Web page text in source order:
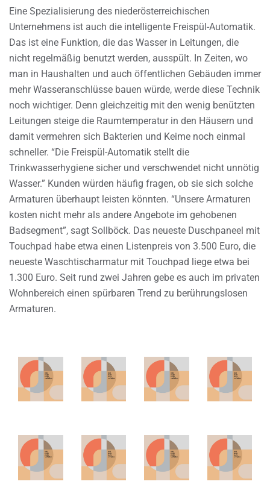
Eine Spezialisierung des niederösterreichischen
Unternehmens ist auch die intelligente Freispül-Automatik.
Das ist eine Funktion, die das Wasser in Leitungen, die
nicht regelmäßig benutzt werden, ausspült. In Zeiten, wo
man in Haushalten und auch öffentlichen Gebäuden immer
mehr Wasseranschlüsse bauen würde, werde diese Technik
noch wichtiger. Denn gleichzeitig mit den wenig benützten
Leitungen steige die Raumtemperatur in den Häusern und
damit vermehren sich Bakterien und Keime noch einmal
schneller. “Die Freispül-Automatik stellt die
Trinkwasserhygiene sicher und verschwendet nicht unnötig
Wasser.” Kunden würden häufig fragen, ob sie sich solche
Armaturen überhaupt leisten könnten. “Unsere Armaturen
kosten nicht mehr als andere Angebote im gehobenen
Badsegment”, sagt Sollböck. Das neueste Duschpaneel mit
Touchpad habe etwa einen Listenpreis von 3.500 Euro, die
neueste Waschtischarmatur mit Touchpad liege etwa bei
1.300 Euro. Seit rund zwei Jahren gebe es auch im privaten
Wohnbereich einen spürbaren Trend zu berührungslosen
Armaturen.